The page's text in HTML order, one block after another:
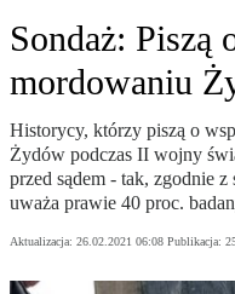
Sondaż: Piszą
mordowaniu
Historycy, którzy piszą o
Żydów podczas II wojny
przed sądem - tak, zgodnie
uważa prawie 40 proc.
Aktualizacja: 26.02.2021 06:08 Publikacja: